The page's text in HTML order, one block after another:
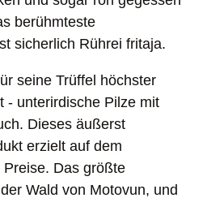
berühmteste
sicherlich Rührei fritaja.
seine Trüffel höchster
- unterirdische Pilze mit
Dieses äußerst
erzielt auf dem
Das größte
Wald von Motovun, und